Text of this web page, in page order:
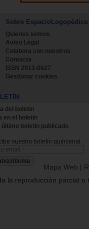
Sobre EspacioLogopédico
Quienes somos
Aviso Legal
Colabora con nosotros
Contacta
ISSN 2013-0627
Gestionar cookies
del boletin
en el boletin
último boletin publicado
nuestro boletín quincenal.
Mapa Web |
la reproducción parcial o